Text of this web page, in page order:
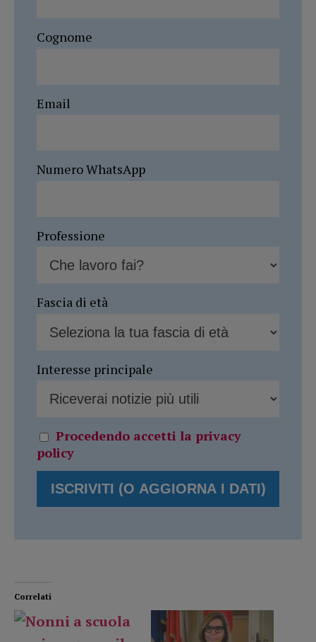
Cognome
Email
Numero WhatsApp
Professione
Fascia di età
Interesse principale
Procedendo accetti la privacy
policy
Correlati